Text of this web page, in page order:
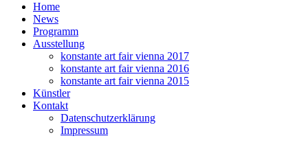
Home
News
Programm
Ausstellung
konstante art fair vienna 2017
konstante art fair vienna 2016
konstante art fair vienna 2015
Künstler
Kontakt
Datenschutzerklärung
Impressum